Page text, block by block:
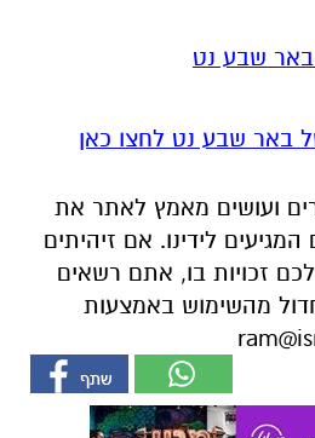
זכויות בו, אתם רשאים
יעניין אותך גם